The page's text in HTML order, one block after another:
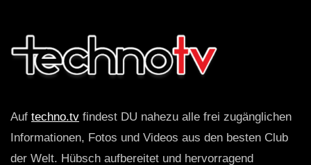
Auf techno.tv findest DU nahezu alle frei zugänglichen
Informationen, Fotos und Videos aus den besten Club
der Welt. Hübsch aufbereitet und hervorragend